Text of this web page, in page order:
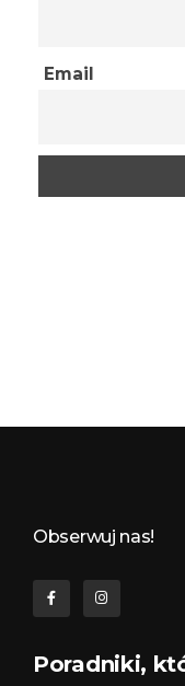
Email
Obserwuj nas!
Poradniki,